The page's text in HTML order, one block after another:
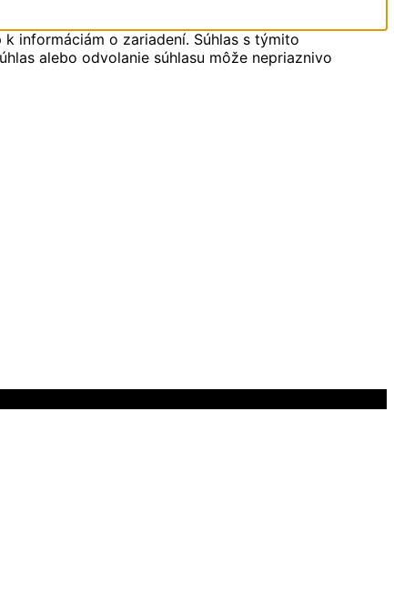
informáciám o zariadení. Súhlas s týmito
alebo odvolanie súhlasu môže nepriaznivo